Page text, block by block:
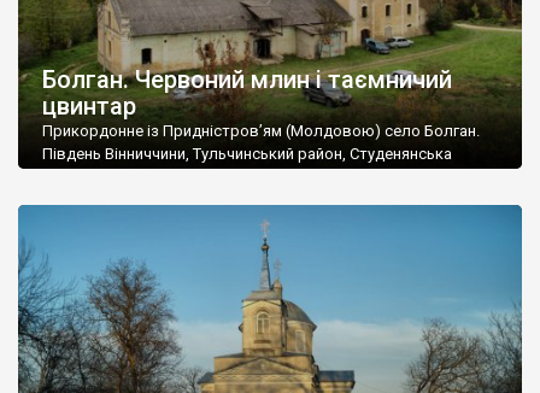
Болган. Червоний млин і таємничий
цвинтар
Прикордонне із Придністров’ям (Молдовою) село Болган.
Південь Вінниччини, Тульчинський район, Студенянська
старовинний цвинтар із кам’яними хрестами. Всі епітафії, які
збереглися, написані кирилицею, церковнослов’янською
мовою. За всіма традиційними ознаками – цвинтар
український. Хрести датуються 19 століттям. У 1924-1940
роках Болган […]